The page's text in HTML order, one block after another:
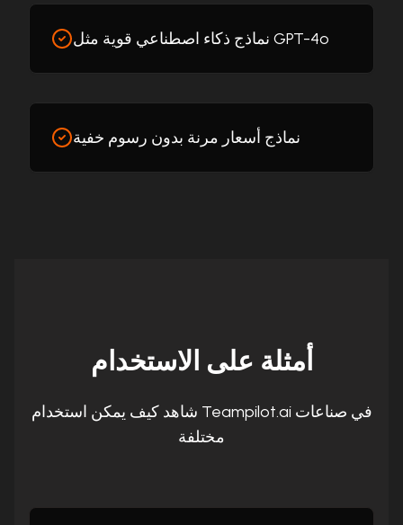
نماذج ذكاء اصطناعي قوية مثل GPT-4o
نماذج أسعار مرنة بدون رسوم خفية
أمثلة على الاستخدام
شاهد كيف يمكن استخدام Teampilot.ai في صناعات
مختلفة